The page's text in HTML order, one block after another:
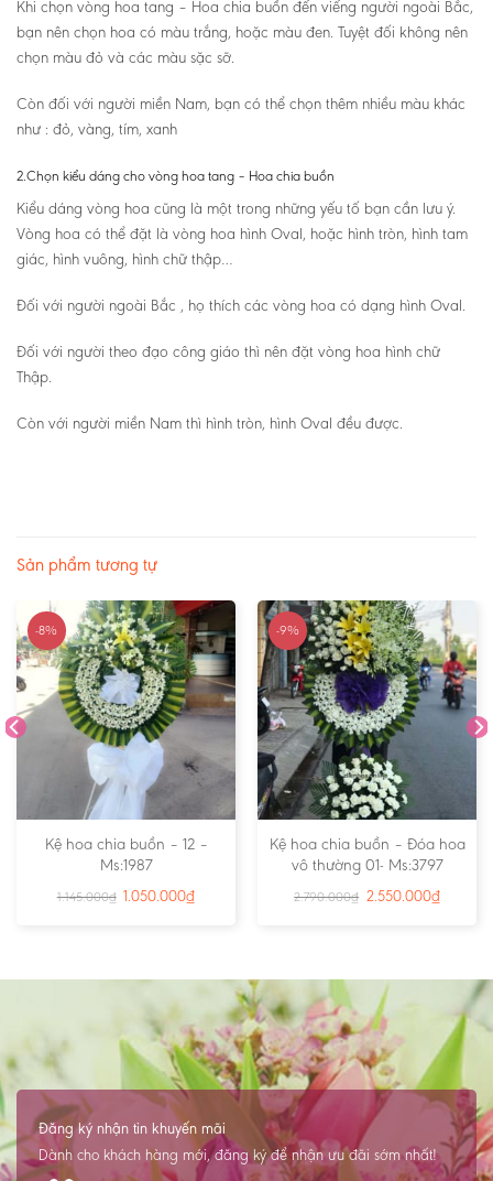
Khi chọn vòng hoa tang – Hoa chia buồn đến viếng người ngoài Bắc,
bạn nên chọn hoa có màu trắng, hoặc màu đen. Tuyệt đối không nên
chọn màu đỏ và các màu sặc sỡ.
Còn đối với người miền Nam, bạn có thể chọn thêm nhiều màu khác
như : đỏ, vàng, tím, xanh
2.Chọn kiểu dáng cho vòng hoa tang – Hoa chia buồn
Kiểu dáng vòng hoa cũng là một trong những yếu tố bạn cần lưu ý.
Vòng hoa có thể đặt là vòng hoa hình Oval, hoặc hình tròn, hình tam
giác, hình vuông, hình chữ thập…
Đối với người ngoài Bắc , họ thích các vòng hoa có dạng hình Oval.
Đối với người theo đạo công giáo thì nên đặt vòng hoa hình chữ
Thập.
Còn với người miền Nam thì hình tròn, hình Oval đều được.
Sản phẩm tương tự
-8%
Kệ hoa chia buồn – 12 –
Ms:1987
1.145.000₫ 1.050.000₫
-9%
Kệ hoa chia buồn – Đóa hoa
vô thường 01- Ms:3797
2.790.000₫ 2.550.000₫
Đăng ký nhận tin khuyến mãi
Dành cho khách hàng mới, đăng ký để nhận ưu đãi sớm nhất!